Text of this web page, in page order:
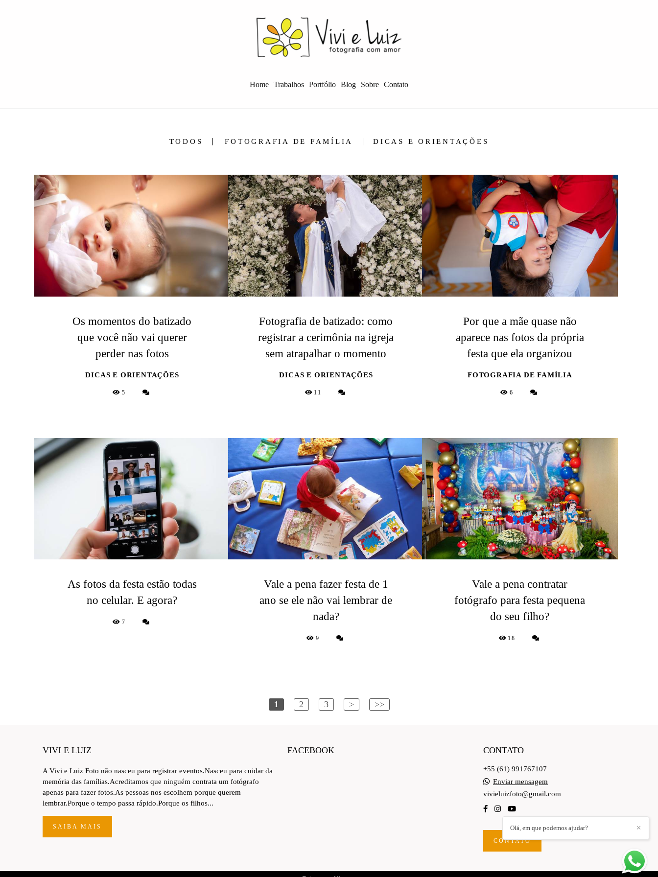
Home Trabalhos Portfólio Blog Sobre Contato
TODOS FOTOGRAFIA DE FAMÍLIA DICAS E ORIENTAÇÕES
Os momentos do batizado
que você não vai querer
perder nas fotos
DICAS E ORIENTAÇÕES
5
Fotografia de batizado: como
registrar a cerimônia na igreja
sem atrapalhar o momento
DICAS E ORIENTAÇÕES
11
Por que a mãe quase não
aparece nas fotos da própria
festa que ela organizou
FOTOGRAFIA DE FAMÍLIA
6
As fotos da festa estão todas
no celular. E agora?
7
Vale a pena fazer festa de 1
ano se ele não vai lembrar de
nada?
9
Vale a pena contratar
fotógrafo para festa pequena
do seu filho?
18
1 2 3 > >>
VIVI E LUIZ
A Vivi e Luiz Foto não nasceu para registrar eventos.Nasceu para cuidar da
memória das famílias.Acreditamos que ninguém contrata um fotógrafo
apenas para fazer fotos.As pessoas nos escolhem porque querem
lembrar.Porque o tempo passa rápido.Porque os filhos...
SAIBA MAIS
FACEBOOK CONTATO
+55 (61) 991767107
Enviar mensagem
vivieluizfoto@gmail.com
CONTATO
✕
Olá, em que podemos ajudar?